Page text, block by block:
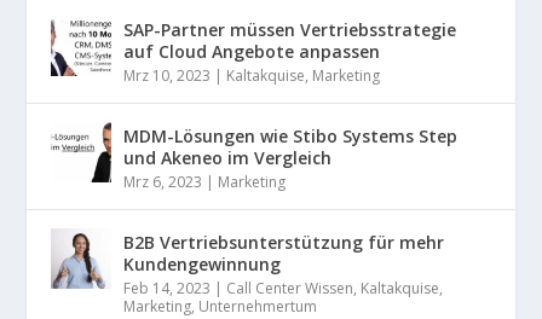
SAP-Partner müssen Vertriebsstrategie
auf Cloud Angebote anpassen
Mrz 10, 2023 | Kaltakquise, Marketing
MDM-Lösungen wie Stibo Systems Step
und Akeneo im Vergleich
Mrz 6, 2023 | Marketing
B2B Vertriebsunterstützung für mehr
Kundengewinnung
Feb 14, 2023 | Call Center Wissen, Kaltakquise,
Marketing, Unternehmertum